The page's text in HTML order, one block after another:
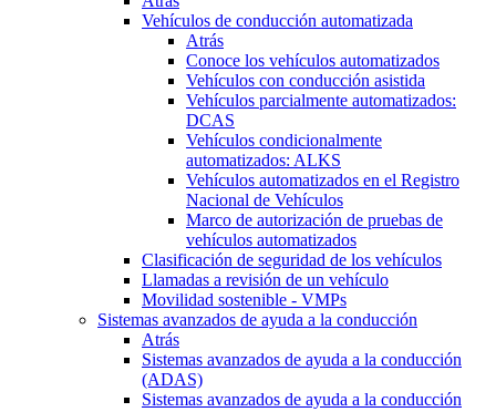
Vehículos de conducción automatizada
Atrás
Conoce los vehículos automatizados
Vehículos con conducción asistida
Vehículos parcialmente automatizados:
DCAS
Vehículos condicionalmente
automatizados: ALKS
Vehículos automatizados en el Registro
Nacional de Vehículos
Marco de autorización de pruebas de
vehículos automatizados
Clasificación de seguridad de los vehículos
Llamadas a revisión de un vehículo
Movilidad sostenible - VMPs
Sistemas avanzados de ayuda a la conducción
Atrás
Sistemas avanzados de ayuda a la conducción
(ADAS)
Sistemas avanzados de ayuda a la conducción